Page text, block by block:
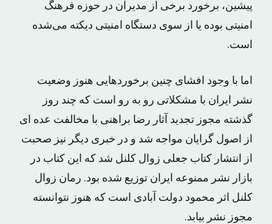
پیشین، برخورد برخی از مدیران در حوزه فرهنگ
امنیتی بوده یا از سوی دستگاه امنیتی دیکته می‌شده
است.
اما با وجود افشای چنین برخوردهایی هنوز وضعیت
نشر ایران با مشکلاتی رو به رو است که چند روز
گذشته مجوز تجدید آثار رضا براهنی با مخالفت عده ای
از اصول گرایان مواجه شد و در خبری دیگر نیز صحبت
از انتشار کتاب جعلی زوال کلنل شد که این کتاب در
بازار نشر ممنوعه ایران توزیع شده بود. رمان زوال
کلنل اثر محمود دولت آبادی است که هنوز نتوانسته
مجوز نشر بیابد.